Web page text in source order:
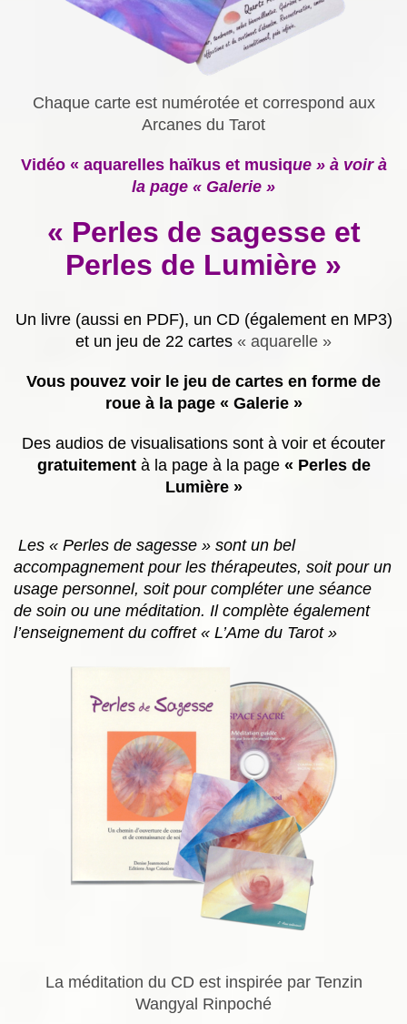
Chaque carte est numérotée et correspond aux
Arcanes du Tarot
Vidéo « aquarelles haïkus et musique » à voir à
la page « Galerie »
« Perles de sagesse et
Perles de Lumière »
Un livre (aussi en PDF), un CD (également en MP3)
et un jeu de 22 cartes « aquarelle »
Vous pouvez voir le jeu de cartes en forme de
roue à la page « Galerie »
Des audios de visualisations sont à voir et écouter
gratuitement à la page à la page « Perles de
Lumière »
Les « Perles de sagesse » sont un bel
accompagnement pour les thérapeutes, soit pour un
usage personnel, soit pour compléter une séance
de soin ou une méditation. Il complète également
l’enseignement du coffret « L’Ame du Tarot »
La méditation du CD est inspirée par Tenzin
Wangyal Rinpoché